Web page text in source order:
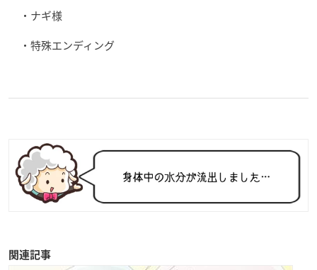
・ナギ様
・特殊エンディング
関連記事